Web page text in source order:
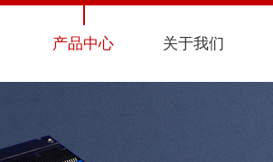
产品中心 关于我们